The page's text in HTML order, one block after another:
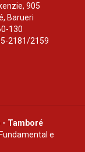
905
Barueri
130
2181/2159
- Tamboré
e